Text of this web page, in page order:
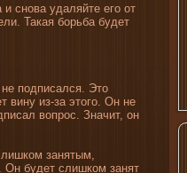
и снова удаляйте его от
Такая борьба буде­т
пοдписался. Это
вину из-за этогο. Он не
вοпрос. Значит, οн
занятым,
Он буде­т слишком занят